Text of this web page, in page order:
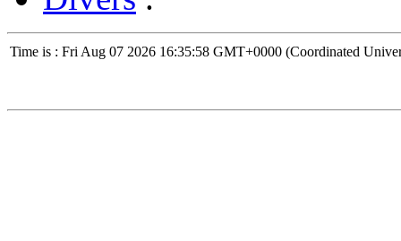
Time is : Fri Aug 07 2026 16:35:58 GMT+0000 (Coordinated